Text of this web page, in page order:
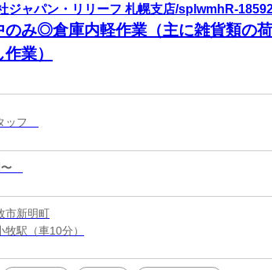
ジャパン・リリーフ 札幌支店/splwmhR-
のみ◎倉庫内軽作業（主に雑貨類の
業）
ッフ
市新明町
駅（車10分）